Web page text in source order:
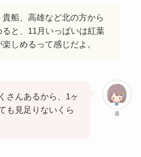
貴船、高雄など北の方から
ると、11月いっぱいは紅葉
しめるって感じだよ。
葵
さんあるから、1ヶ
も見足りないくら